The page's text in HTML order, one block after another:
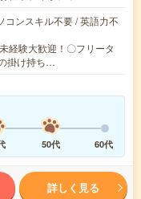
コンスキル不要 / 英語力不
経験大歓迎！〇フリータ
掛け持ち…
50代 60代
詳しく見る